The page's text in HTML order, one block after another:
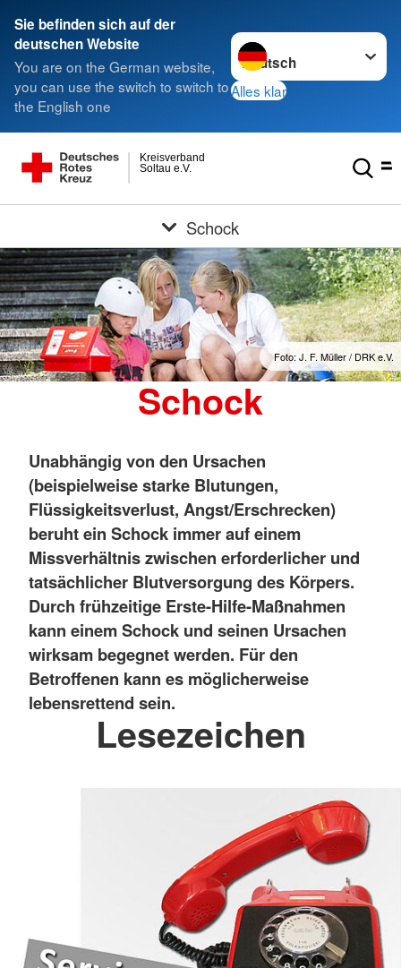
Sie befinden sich auf der
deutschen Website
You are on the German website,
you can use the switch to switch to
the English one
Sprache wechseln zu
Alles klar
Soltau e.V.
Kreisverband
Schock
Foto: J. F. Müller / DRK e.V.
Schock
Unabhängig von den Ursachen
(beispielweise starke Blutungen,
Flüssigkeitsverlust, Angst/Erschrecken)
beruht ein Schock immer auf einem
Missverhältnis zwischen erforderlicher und
tatsächlicher Blutversorgung des Körpers.
Durch frühzeitige Erste-Hilfe-Maßnahmen
kann einem Schock und seinen Ursachen
wirksam begegnet werden. Für den
Betroffenen kann es möglicherweise
lebensrettend sein.
Lesezeichen